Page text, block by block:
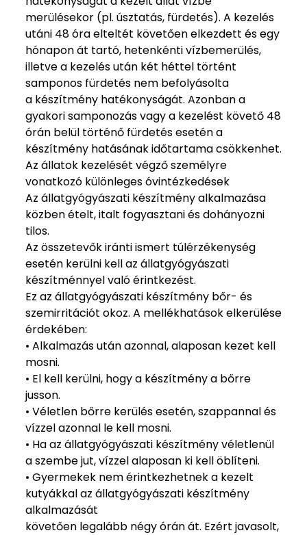
merülésekor (pl. úsztatás, fürdetés). A kezelés
utáni 48 óra elteltét követően elkezdett és egy
hónapon át tartó, hetenkénti vízbemerülés,
illetve a kezelés után két héttel történt
samponos fürdetés nem befolyásolta
a készítmény hatékonyságát. Azonban a
gyakori samponozás vagy a kezelést követő 48
órán belül történő fürdetés esetén a
készítmény hatásának időtartama csökkenhet.
Az állatok kezelését végző személyre
vonatkozó különleges óvintézkedések
Az állatgyógyászati készítmény alkalmazása
közben ételt, italt fogyasztani és dohányozni
tilos.
Az összetevők iránti ismert túlérzékenység
esetén kerülni kell az állatgyógyászati
készítménnyel való érintkezést.
Ez az állatgyógyászati készítmény bőr- és
szemirritációt okoz. A mellékhatások elkerülése
érdekében:
• Alkalmazás után azonnal, alaposan kezet kell
mosni.
• El kell kerülni, hogy a készítmény a bőrre
jusson.
• Véletlen bőrre kerülés esetén, szappannal és
vízzel azonnal le kell mosni.
• Ha az állatgyógyászati készítmény véletlenül
a szembe jut, vízzel alaposan ki kell öblíteni.
• Gyermekek nem érintkezhetnek a kezelt
kutyákkal az állatgyógyászati készítmény
alkalmazását
követően legalább négy órán át. Ezért javasolt,